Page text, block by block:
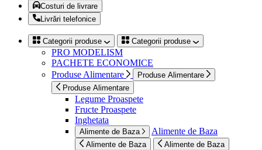
Costuri de livrare
Livrări telefonice
Categorii produse Categorii produse
PRO MODELISM
PACHETE ECONOMICE
Produse Alimentare
Produse Alimentare
Produse Alimentare
Legume Proaspete
Fructe Proaspete
Inghetata
Alimente de Baza Alimente de Baza
Alimente de Baza Alimente de Baza